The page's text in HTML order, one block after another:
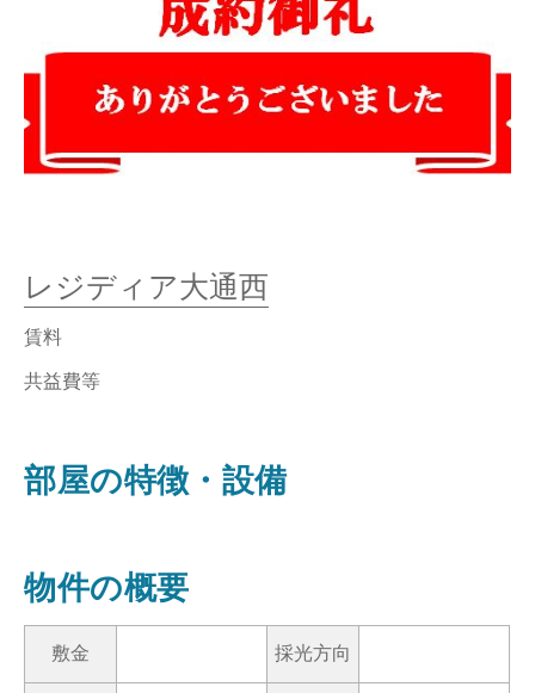
レジディア大通西
賃料
共益費等
部屋の特徴・設備
物件の概要
敷金 採光方向